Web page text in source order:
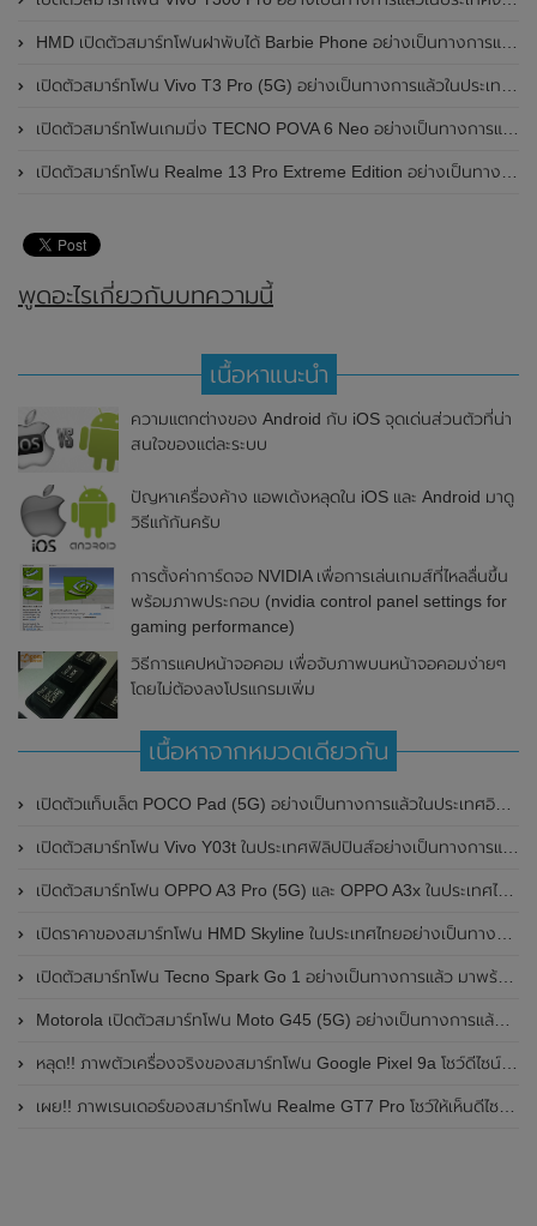
HMD เปิดตัวสมาร์ทโฟนฝาพับได้ Barbie Phone อย่างเป็นทางการแล้ว มาพร้อมธีมสีชมพูสดใส
เปิดตัวสมาร์ทโฟน Vivo T3 Pro (5G) อย่างเป็นทางการแล้วในประเทศอินเดีย
เปิดตัวสมาร์ทโฟนเกมมิ่ง TECNO POVA 6 Neo อย่างเป็นทางการแล้วในประเทศไทย ในราคา 8,499 บาท
เปิดตัวสมาร์ทโฟน Realme 13 Pro Extreme Edition อย่างเป็นทางการแล้วในประเทศจีน
พูดอะไรเกี่ยวกับบทความนี้
เนื้อหาแนะนำ
ความแตกต่างของ Android กับ iOS จุดเด่นส่วนตัวที่น่า
สนใจของแต่ละระบบ
ปัญหาเครื่องค้าง แอพเด้งหลุดใน iOS และ Android มาดู
วิธีแก้กันครับ
การตั้งค่าการ์ดจอ NVIDIA เพื่อการเล่นเกมส์ที่ไหลลื่นขึ้น
พร้อมภาพประกอบ (nvidia control panel settings for
gaming performance)
วิธีการแคปหน้าจอคอม เพื่อจับภาพบนหน้าจอคอมง่ายๆ
โดยไม่ต้องลงโปรแกรมเพิ่ม
เนื้อหาจากหมวดเดียวกัน
เปิดตัวแท็บเล็ต POCO Pad (5G) อย่างเป็นทางการแล้วในประเทศอินเดีย มาพร้อมชิปเซ็ต Snapdragon 7s Gen 2 ของ Qualcomm และรองรับเครือข่าย 5G
เปิดตัวสมาร์ทโฟน Vivo Y03t ในประเทศฟิลิปปินส์อย่างเป็นทางการแล้ว มาพร้อมชิปเซ็ต Unisoc T612 , กล้องหลัง ความละเอียด 13MP , แบตเตอรี่ 5,000mAh และหน้าจอแสดงผล LCD / 90Hz
เปิดตัวสมาร์ทโฟน OPPO A3 Pro (5G) และ OPPO A3x ในประเทศไทยอย่างเป็นทางการแล้ว ในราคาเริ่มต้นเพียง 3,999 บาท
เปิดราคาของสมาร์ทโฟน HMD Skyline ในประเทศไทยอย่างเป็นทางการแล้ว ราคา 14,990 บาท
เปิดตัวสมาร์ทโฟน Tecno Spark Go 1 อย่างเป็นทางการแล้ว มาพร้อมหน้าจอแสดงผล LCD / 120Hz , แบตเตอรี่ 5,000mAh และใช้ชิปเซ็ต Unisoc
Motorola เปิดตัวสมาร์ทโฟน Moto G45 (5G) อย่างเป็นทางการแล้วในอินเดีย
หลุด!! ภาพตัวเครื่องจริงของสมาร์ทโฟน Google Pixel 9a โชว์ดีไซน์ใหม่ กล้องหลังแบนราบ ไม่มีกรอบของกล้องแล้ว
เผย!! ภาพเรนเดอร์ของสมาร์ทโฟน Realme GT7 Pro โชว์ให้เห็นดีไซน์ใหม่ พร้อมเผยรายละเอียดสเปกที่สำคัญบางส่วน